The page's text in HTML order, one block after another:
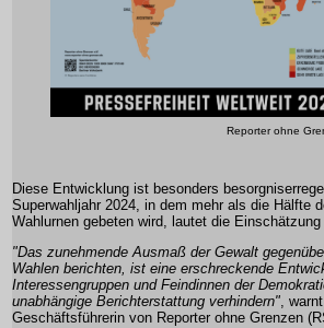
Reporter ohne
Diese Entwicklung ist besonders
Superwahljahr 2024, in dem mehr als die Hälfte
Wahlurnen gebeten wird, lautet die
"Das zunehmende Ausmaß der Gewalt
Wahlen berichten, ist eine erschreckende
Interessengruppen und Feindinnen der
unabhängige Berichterstattung verhindern",
Geschäftsführerin von Reporter ohne Grenzen